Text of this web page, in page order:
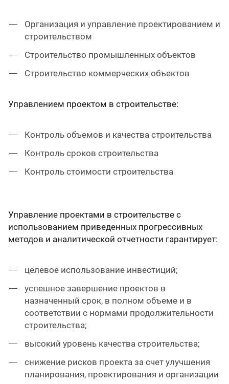
Организация и управление проектированием и
строительством
Строительство промышленных объектов
Строительство коммерческих объектов
Управлением проектом в строительстве:
Контроль объемов и качества строительства
Контроль сроков строительства
Контроль стоимости строительства
Управление проектами в строительстве с
использованием приведенных прогрессивных
методов и аналитической отчетности гарантирует:
целевое использование инвестиций;
успешное завершение проектов в
назначенный срок, в полном объеме и в
соответствии с нормами продолжительности
строительства;
высокий уровень качества строительства;
снижение рисков проекта за счет улучшения
планирования, проектирования и организации